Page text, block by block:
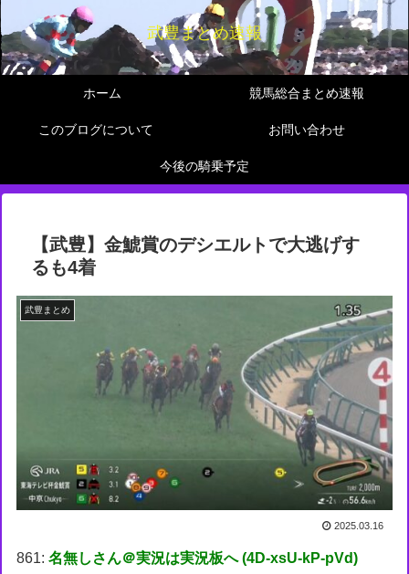
武豊まとめ速報
ホーム 競馬総合まとめ速報
このブログについて お問い合わせ
今後の騎乗予定
【武豊】金鯱賞のデシエルトで大逃げす
るも4着
武豊まとめ
2025.03.16
861:名無しさん＠実況は実況板へ (4D-xsU-kP-pVd)